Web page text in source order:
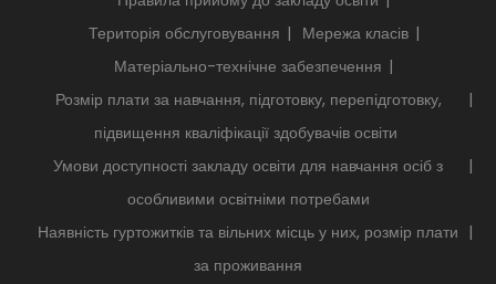
Територія обслуговування
Мережа класів
Матеріально-технічне забезпечення
Розмір плати за навчання, підготовку, перепідготовку,
підвищення кваліфікації здобувачів освіти
Умови доступності закладу освіти для навчання осіб з
особливими освітніми потребами
Наявність гуртожитків та вільних місць у них, розмір плати
за проживання